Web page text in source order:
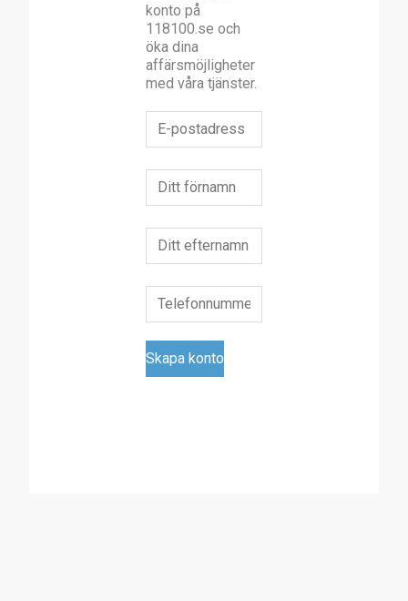
konto på
118100.se och
öka dina
affärsmöjligheter
med våra tjänster.